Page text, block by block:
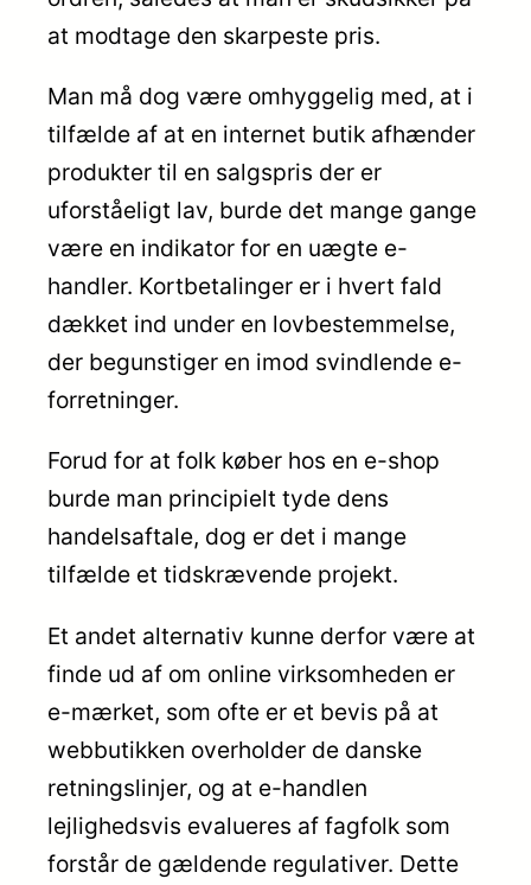
at modtage den skarpeste pris.
Man må dog være omhyggelig med, at i
tilfælde af at en internet butik afhænder
produkter til en salgspris der er
uforståeligt lav, burde det mange gange
være en indikator for en uægte e-
handler. Kortbetalinger er i hvert fald
dækket ind under en lovbestemmelse,
der begunstiger en imod svindlende e-
forretninger.
Forud for at folk køber hos en e-shop
burde man principielt tyde dens
handelsaftale, dog er det i mange
tilfælde et tidskrævende projekt.
Et andet alternativ kunne derfor være at
finde ud af om online virksomheden er
e-mærket, som ofte er et bevis på at
webbutikken overholder de danske
retningslinjer, og at e-handlen
lejlighedsvis evalueres af fagfolk som
forstår de gældende regulativer. Dette